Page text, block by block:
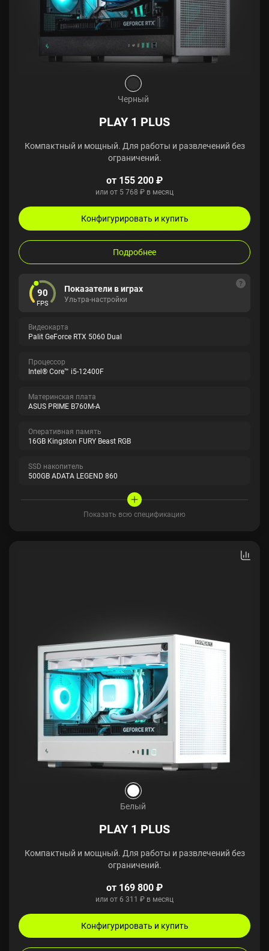
Черный
PLAY 1 PLUS
Компактный и мощный. Для работы и развлечений без
ограничений.
от 155 200 ₽
или от 5 768 ₽ в месяц
Конфигурировать и купить
Подробнее
90
FPS
Показатели в играх
Ультра-настройки
Видеокарта
Palit GeForce RTX 5060 Dual
Процессор
Intel® Core™ i5-12400F
Материнская плата
ASUS PRIME B760M-A
Оперативная память
16GB Kingston FURY Beast RGB
SSD накопитель
500GB ADATA LEGEND 860
Показать всю спецификацию
Белый
PLAY 1 PLUS
Компактный и мощный. Для работы и развлечений без
ограничений.
от 169 800 ₽
или от 6 311 ₽ в месяц
Конфигурировать и купить